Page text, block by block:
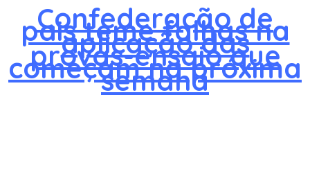
Confederação de
pais teme falhas na
aplicação das
provas-ensaio que
começam na próxima
semana